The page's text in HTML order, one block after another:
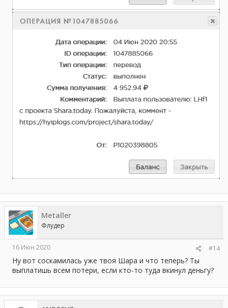
Metaller
Флудер
16 Июн 2020 #14
Ну вот соскамилась уже твоя Шара и что теперь? Ты
выплатишь всем потери, если кто-то туда вкинул деньгу?